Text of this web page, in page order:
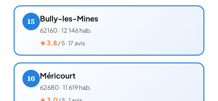
15 Bully-les-Mines
62160·12 146 hab.
★3,8/ 5 · 17 avis
16 Méricourt
62680·11 619 hab.